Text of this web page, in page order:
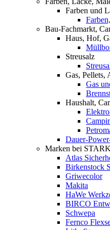
Farben und
Bau-Fachmarkt,
Haus, Hof,
Streusalz
Gas, Pellets,
Gas
Haushalt,
Dauer-
Marken bei STARK
Atlas
Birkenstock
Griwecolor
Makita
HaWe
BIRCO
Schwepa
Fernco